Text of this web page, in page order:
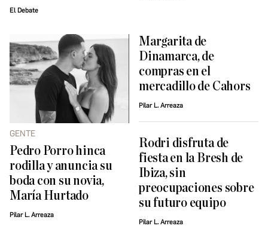
El Debate
GENTE
Pedro Porro hinca
rodilla y anuncia su
boda con su novia,
María Hurtado
Pilar L. Arreaza
Margarita de
Dinamarca, de
compras en el
mercadillo de Cahors
Pilar L. Arreaza
Rodri disfruta de
fiesta en la Bresh de
Ibiza, sin
preocupaciones sobre
su futuro equipo
Pilar L. Arreaza